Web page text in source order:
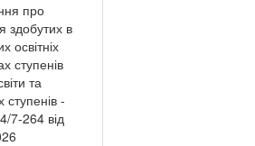
про
здобутих в
освітніх
ступенів
та
ступенів -
7-264 від